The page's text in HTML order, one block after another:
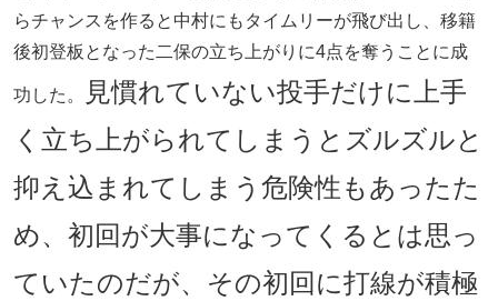
らチャンスを作ると中村にもタイムリーが飛び出し、移籍
後初登板となった二保の立ち上がりに4点を奪うことに成
功した。
見慣れていない投手だけに上手
く立ち上がられてしまうとズルズルと
抑え込まれてしまう危険性もあったた
め、初回が大事になってくるとは思っ
ていたのだが、その初回に打線が積極